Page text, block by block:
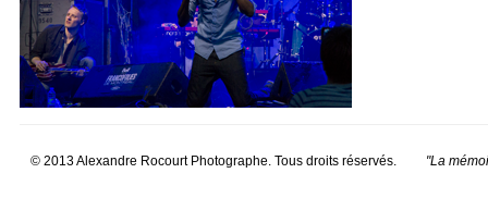
© 2013 Alexandre Rocourt Photographe. Tous droits réservés. "La